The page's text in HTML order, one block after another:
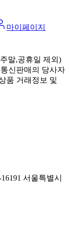
마이페이지
말,공휴일 제외)
신판매의 당사자
품 거래정보 및
서울특별시